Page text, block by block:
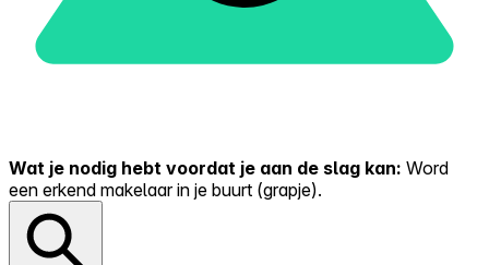
Wat je nodig hebt voordat je aan de slag kan: Word
een erkend makelaar in je buurt (grapje).